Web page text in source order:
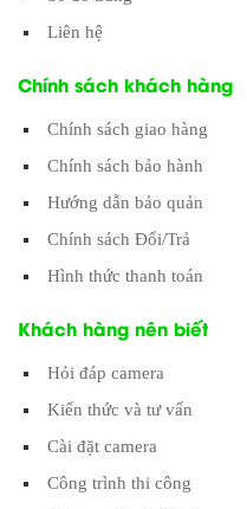
Liên hệ
Chính sách khách hàng
Chính sách giao hàng
Chính sách bảo hành
Hướng dẫn bảo quản
Chính sách Đổi/Trả
Hình thức thanh toán
Khách hàng nên biết
Hỏi đáp camera
Kiến thức và tư vấn
Cài đặt camera
Công trình thi công